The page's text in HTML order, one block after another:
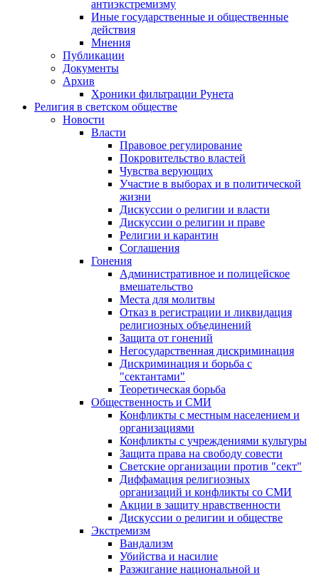
антиэкстремизму
Иные государственные и общественные
действия
Мнения
Публикации
Документы
Архив
Хроники фильтрации Рунета
Религия в светском обществе
Новости
Власти
Правовое регулирование
Покровительство властей
Чувства верующих
Участие в выборах и в политической
жизни
Дискуссии о религии и власти
Дискуссии о религии и праве
Религии и карантин
Соглашения
Гонения
Административное и полицейское
вмешательство
Места для молитвы
Отказ в регистрации и ликвидация
религиозных объединений
Защита от гонений
Негосударственная дискриминация
Дискриминация и борьба с
"сектантами"
Теоретическая борьба
Общественность и СМИ
Конфликты с местным населением и
организациями
Конфликты с учреждениями культуры
Защита права на свободу совести
Светские организации против "сект"
Диффамация религиозных
организаций и конфликты со СМИ
Акции в защиту нравственности
Дискуссии о религии и обществе
Экстремизм
Вандализм
Убийства и насилие
Разжигание национальной и